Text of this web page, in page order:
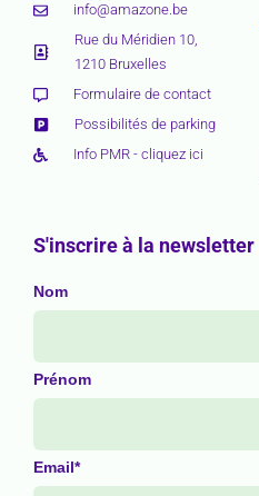
info@amazone.be
Rue du Méridien 10,
1210 Bruxelles
Formulaire de contact
Possibilités de parking
Info PMR - cliquez ici
S'inscrire à la newsletter
Nom
Prénom
Email*